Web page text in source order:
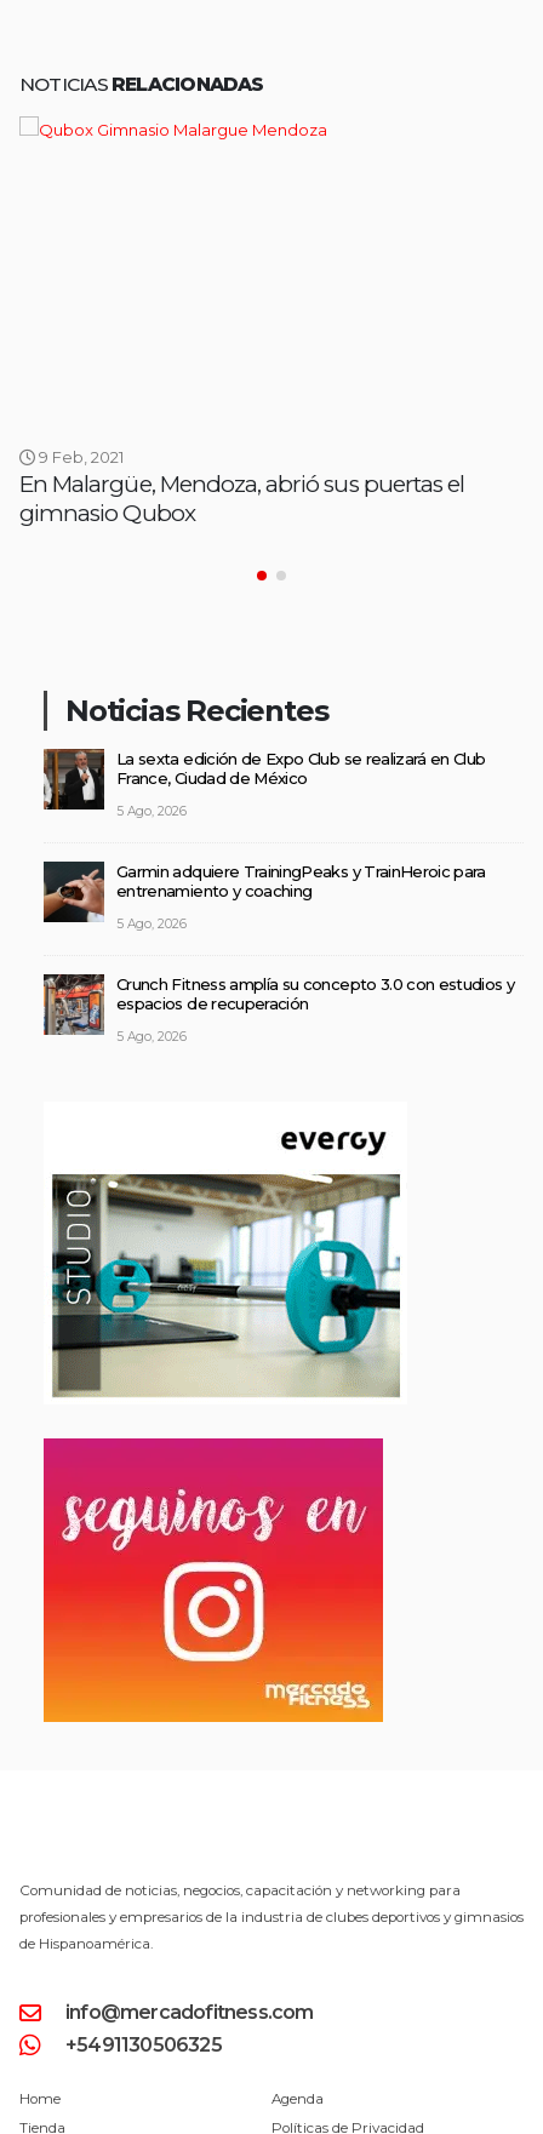
NOTICIAS RELACIONADAS
9 Feb, 2021
En Malargüe, Mendoza, abrió sus puertas el
gimnasio Qubox
Noticias Recientes
La sexta edición de Expo Club se realizará en Club
France, Ciudad de México
5 Ago, 2026
Garmin adquiere TrainingPeaks y TrainHeroic para
entrenamiento y coaching
5 Ago, 2026
Crunch Fitness amplía su concepto 3.0 con estudios y
espacios de recuperación
5 Ago, 2026
Comunidad de noticias, negocios, capacitación y networking para
profesionales y empresarios de la industria de clubes deportivos y gimnasios
de Hispanoamérica.
info@mercadofitness.com
+5491130506325
Home
Tienda
Agenda
Políticas de Privacidad